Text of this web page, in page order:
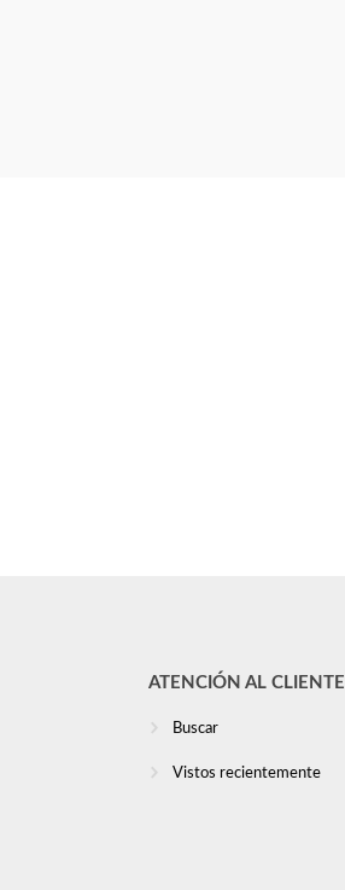
ATENCIÓN AL CLIENTE
Buscar
Vistos recientemente